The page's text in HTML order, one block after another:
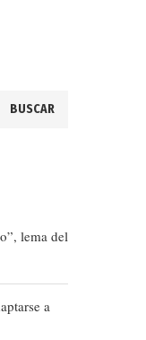
BUSCAR
lema del
a